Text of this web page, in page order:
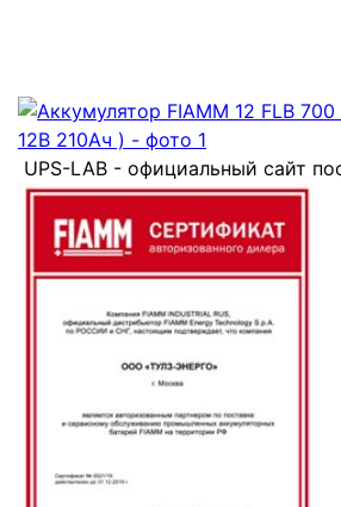
UPS-LAB - официальный сайт